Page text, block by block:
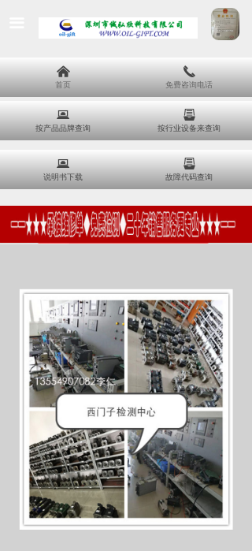
뀵
按产品品牌查询
뀣
按行业设备来查询
낀
首页
끅
免费咨询电话
뀵
说明书下载
뀣
故障代码查询